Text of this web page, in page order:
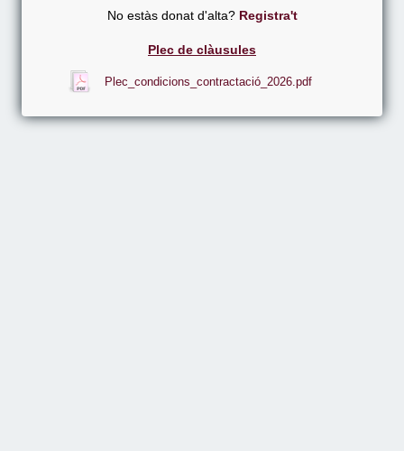
No estàs donat d'alta? Registra't
Plec de clàusules
Plec_condicions_contractació_2026.pdf